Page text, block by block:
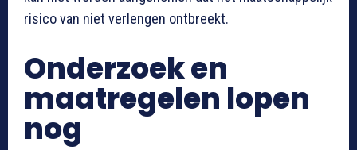
risico van niet verlengen ontbreekt.
Onderzoek en
maatregelen lopen
nog